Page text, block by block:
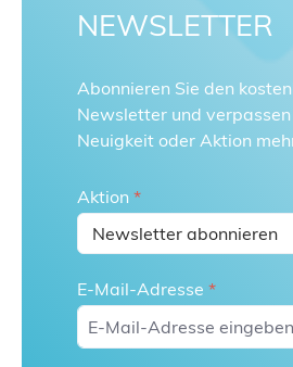
NEWSLETTER
Abonnieren Sie den
Newsletter und verpassen
Neuigkeit oder Aktion
Aktion *
E-Mail-Adresse *